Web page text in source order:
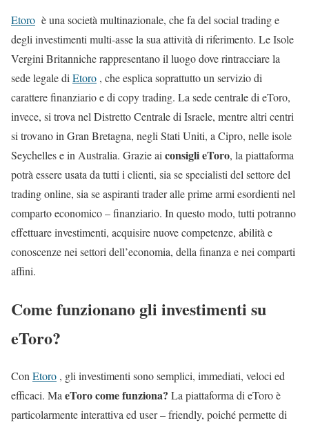
Etoro è una società multinazionale, che fa del social trading e
degli investimenti multi-asse la sua attività di riferimento. Le Isole
Vergini Britanniche rappresentano il luogo dove rintracciare la
sede legale di Etoro , che esplica soprattutto un servizio di
carattere finanziario e di copy trading. La sede centrale di eToro,
invece, si trova nel Distretto Centrale di Israele, mentre altri centri
si trovano in Gran Bretagna, negli Stati Uniti, a Cipro, nelle isole
Seychelles e in Australia. Grazie ai consigli eToro, la piattaforma
potrà essere usata da tutti i clienti, sia se specialisti del settore del
trading online, sia se aspiranti trader alle prime armi esordienti nel
comparto economico – finanziario. In questo modo, tutti potranno
effettuare investimenti, acquisire nuove competenze, abilità e
conoscenze nei settori dell’economia, della finanza e nei comparti
affini.
Come funzionano gli investimenti su
eToro?
Con Etoro , gli investimenti sono semplici, immediati, veloci ed
efficaci. Ma eToro come funziona? La piattaforma di eToro è
particolarmente interattiva ed user – friendly, poiché permette di